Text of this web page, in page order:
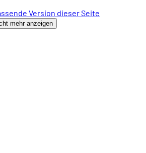
Version dieser Seite
mehr anzeigen